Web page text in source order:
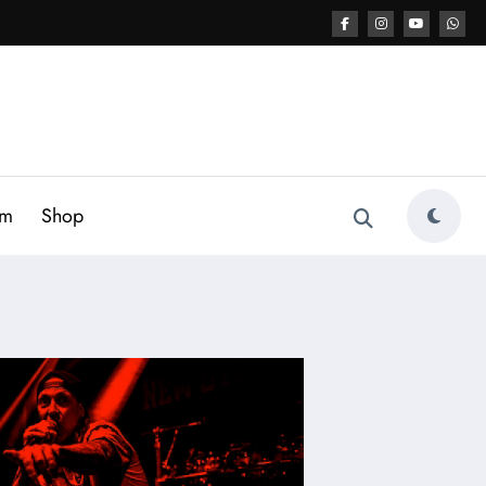
Shop